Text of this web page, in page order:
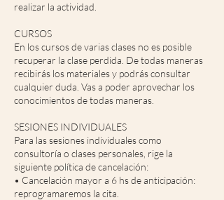
realizar la actividad.
CURSOS
En los cursos de varias clases no es posible
recuperar la clase perdida. De todas maneras
recibirás los materiales y podrás consultar
cualquier duda. Vas a poder aprovechar los
conocimientos de todas maneras.
SESIONES INDIVIDUALES
Para las sesiones individuales como
consultoría o clases personales, rige la
siguiente política de cancelación:
• Cancelación mayor a 6 hs de anticipación:
reprogramaremos la cita.